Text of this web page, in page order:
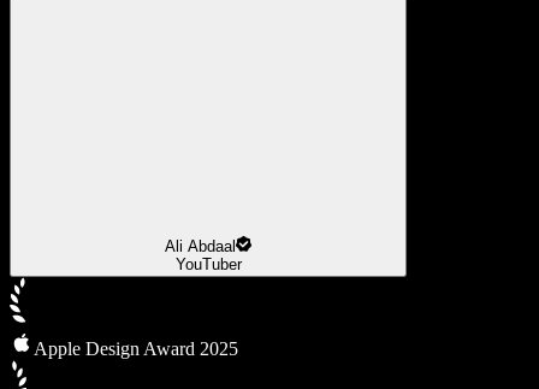
Ali Abdaal
YouTuber
Apple Design Award 2025